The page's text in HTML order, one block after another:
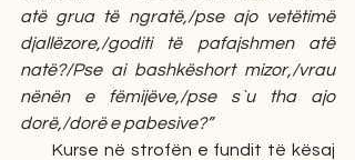
atë grua të ngratë,/pse ajo vetëtimë
djallëzore,/goditi të pafajshmen atë
natë?/Pse ai bashkëshort mizor,/vrau
nënën e fëmijëve,/pse s`u tha ajo
dorë,/dorë e pabesive?”
Kurse në strofën e fundit të kësaj